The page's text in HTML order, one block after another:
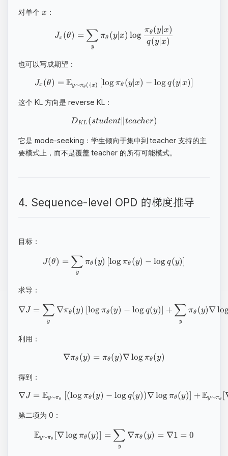
对单个 x ：
Jx (θ) =
y
∑ πθ (y∣x) log
q(y∣x)
πθ (y∣x)
也可以写成期望：
Jx(θ) = Ey∼πθ (⋅ ∣x) [log πθ (y∣x) − logq(y∣x)]
这个 KL 方向是 reverse KL：
DKL (student∥teacher)
它是 mode-seeking：学生倾向于集中到 teacher 支持的主
要模式上，而不是覆盖 teacher 的所有可能模式。
4. Sequence-level OPD 的梯度推导
目标：
J(θ) =
y
∑ πθ (y) [log πθ (y) − logq(y)]
求导：
∇J =
y
∑ ∇πθ(y) logπθ(y) − log q(y) +
y
∑ πθ (y)∇lo
利用：
∇πθ (y) = πθ (y)∇log πθ (y)
得到：
∇J = Ey∼πθ [(logπθ(y) − log q(y))∇log πθ (y)] +Ey∼πθ [
第二项为 0：
Ey∼πθ [∇log πθ (y)] =
y
∑ ∇πθ (y) = ∇1 = 0